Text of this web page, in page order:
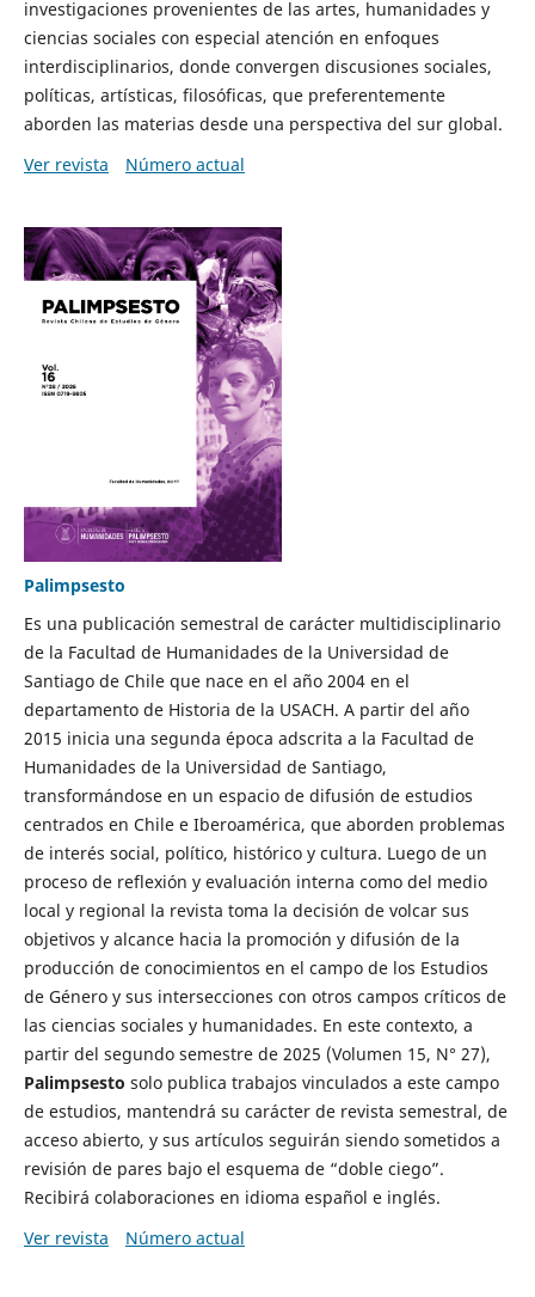
investigaciones provenientes de las artes, humanidades y
ciencias sociales con especial atención en enfoques
interdisciplinarios, donde convergen discusiones sociales,
políticas, artísticas, filosóficas, que preferentemente
aborden las materias desde una perspectiva del sur global.
Ver revista
Número actual
Palimpsesto
Es una publicación semestral de carácter multidisciplinario
de la Facultad de Humanidades de la Universidad de
Santiago de Chile que nace en el año 2004 en el
departamento de Historia de la USACH. A partir del año
2015 inicia una segunda época adscrita a la Facultad de
Humanidades de la Universidad de Santiago,
transformándose en un espacio de difusión de estudios
centrados en Chile e Iberoamérica, que aborden problemas
de interés social, político, histórico y cultura. Luego de un
proceso de reflexión y evaluación interna como del medio
local y regional la revista toma la decisión de volcar sus
objetivos y alcance hacia la promoción y difusión de la
producción de conocimientos en el campo de los Estudios
de Género y sus intersecciones con otros campos críticos de
las ciencias sociales y humanidades. En este contexto, a
partir del segundo semestre de 2025 (Volumen 15, N° 27),
Palimpsesto solo publica trabajos vinculados a este campo
de estudios, mantendrá su carácter de revista semestral, de
acceso abierto, y sus artículos seguirán siendo sometidos a
revisión de pares bajo el esquema de “doble ciego”.
Recibirá colaboraciones en idioma español e inglés.
Ver revista
Número actual